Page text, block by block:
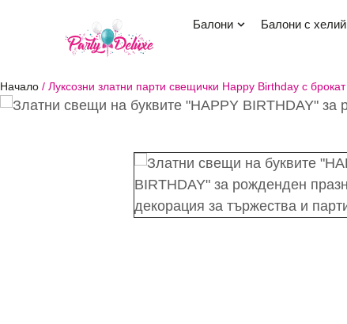
балони балони с хелий
Начало / Луксозни златни парти свещички Happy Birthday с брокат